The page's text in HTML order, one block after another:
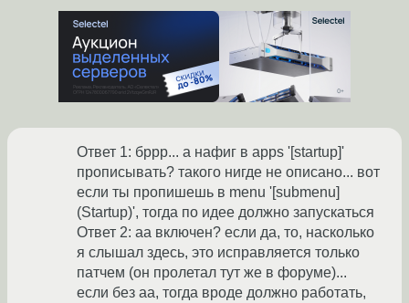
Ответ 1: бррр... а нафиг в apps '[startup]'
прописывать? такого нигде не описано... вот
если ты пропишешь в menu '[submenu]
(Startup)', тогда по идее должно запускаться
Ответ 2: аа включен? если да, то, насколько
я слышал здесь, это исправляется только
патчем (он пролетал тут же в форуме)...
если без аа, тогда вроде должно работать,